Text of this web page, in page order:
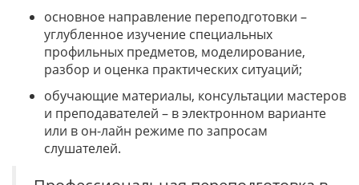
основное направление переподготовки –
углубленное изучение специальных
профильных предметов, моделирование,
разбор и оценка практических ситуаций;
обучающие материалы, консультации мастеров
и преподавателей – в электронном варианте
или в он-лайн режиме по запросам
слушателей.